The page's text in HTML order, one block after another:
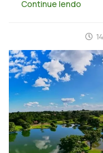
Continue lendo